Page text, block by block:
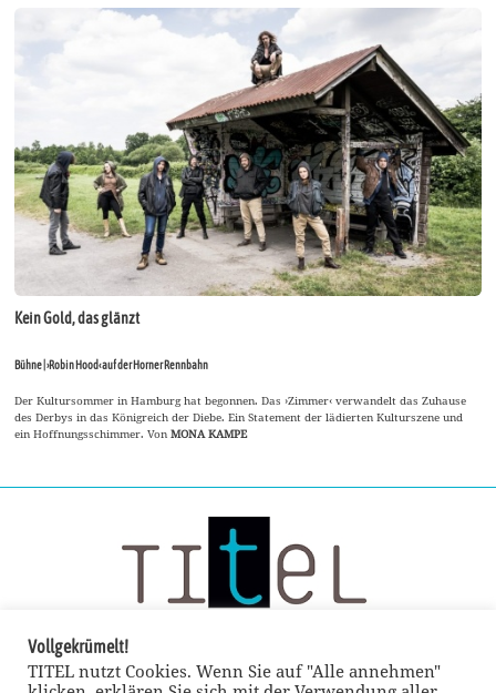
Kein Gold, das glänzt
Bühne | ›Robin Hood‹ auf der Horner Rennbahn
Der Kultursommer in Hamburg hat begonnen. Das ›Zimmer‹ verwandelt das Zuhause
des Derbys in das Königreich der Diebe. Ein Statement der lädierten Kulturszene und
ein Hoffnungsschimmer. VonMONA KAMPE
Vollgekrümelt!
TITEL nutzt Cookies. Wenn Sie auf "Alle annehmen"